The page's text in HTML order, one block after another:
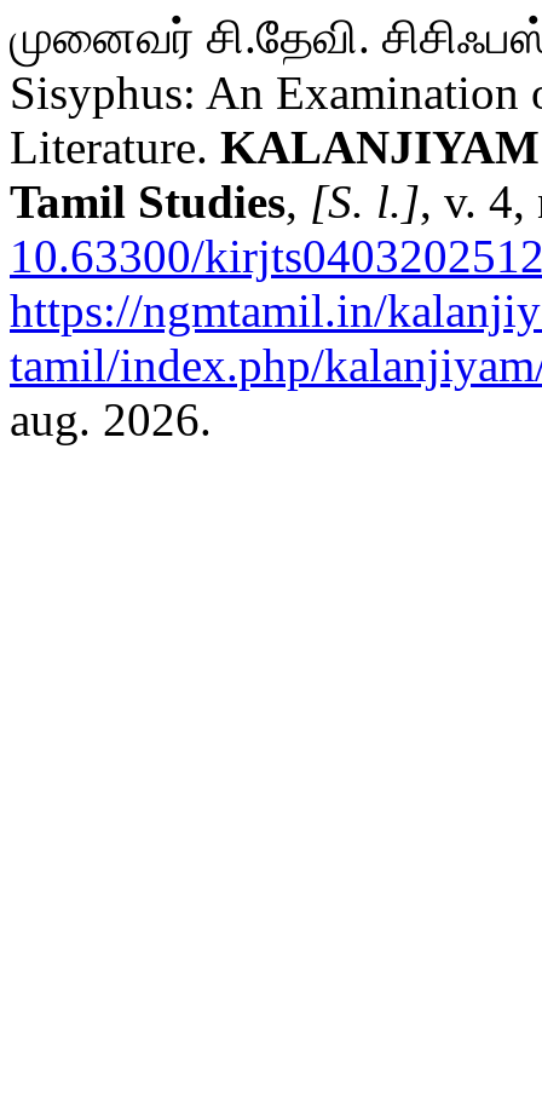
முனைவர் சி.தேவி.
Sisyphus: An
Literature.
Tamil Studies, [S. l.], v. 4,
10.63300/
https://ngmtamil.in/
tamil/index.php/
aug. 2026.